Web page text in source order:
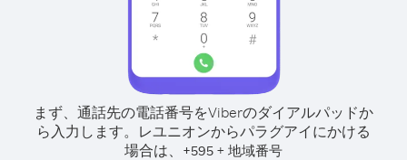
まず、通話先の電話番号をViberのダイアルパッドか
ら入力します。 レユニオンからパラグアイにかける
場合は、 +595 + 地域番号